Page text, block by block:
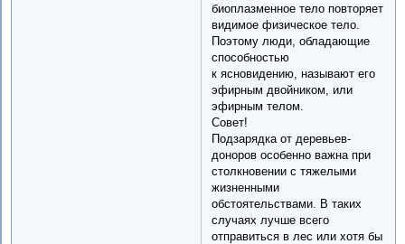
биоплазменное тело повторяет
видимое физическое тело.
Поэтому люди, обладающие
способностью
к ясновидению, называют его
эфирным двойником, или
эфирным телом.
Совет!
Подзарядка от деревьев-
доноров особенно важна при
столкновении с тяжелыми
жизненными
обстоятельствами. В таких
случаях лучше всего
отправиться в лес или хотя бы